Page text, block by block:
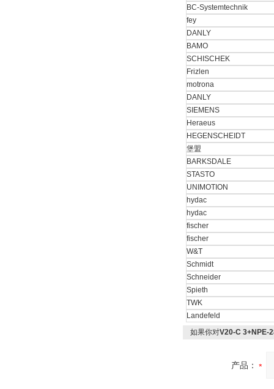
BC-Systemtechnik
fey
DANLY
BAMO
SCHISCHEK
Frizlen
motrona
DANLY
SIEMENS
Heraeus
HEGENSCHEIDT
堡盟
BARKSDALE
STASTO
UNIMOTION
hydac
hydac
fischer
fischer
W&T
Schmidt
Schneider
Spieth
TWK
Landefeld
如果你对V20-C 3+NPE-
产品：